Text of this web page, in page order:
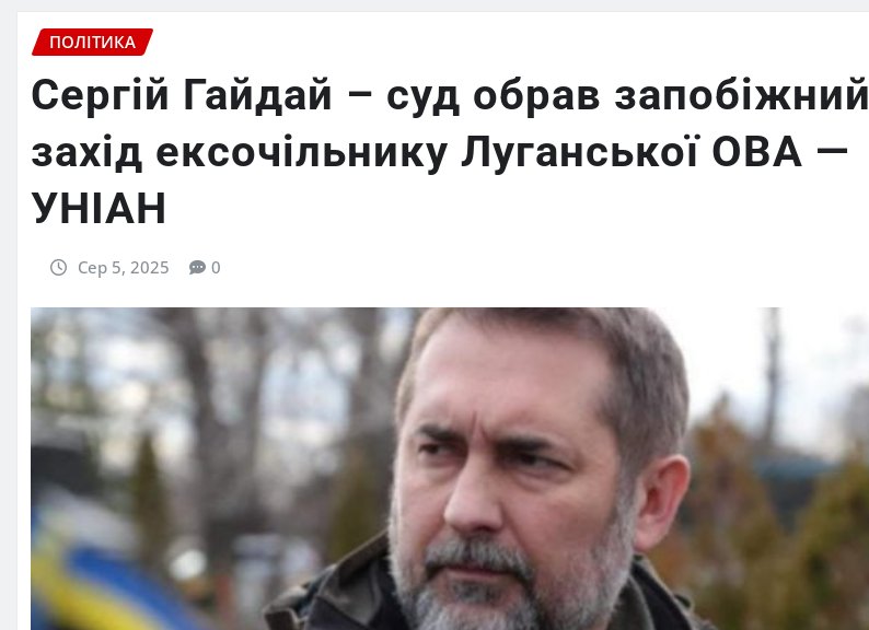
ПОЛІТИКА
Сергій Гайдай – суд обрав запобіжний
захід ексочільнику Луганської ОВА —
УНІАН
Сер 5, 2025 0